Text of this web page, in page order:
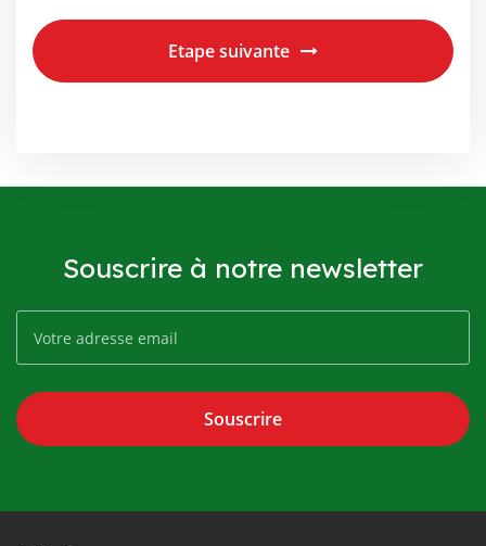
Etape suivante
Souscrire à notre newsletter
Souscrire